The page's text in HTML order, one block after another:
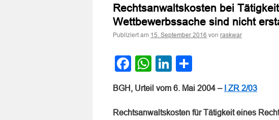
Rechtsanwaltskosten bei
Wettbewerbssache sind nicht
Publiziert am 15. September 2016 von raskwar
Facebook
WhatsApp
LinkedIn
BGH, Urteil vom 6. Mai 2004 – I ZR 2/03
Rechtsanwaltskosten für Tätigkeit eines